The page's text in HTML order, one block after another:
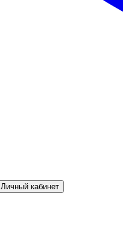
Личный кабинет